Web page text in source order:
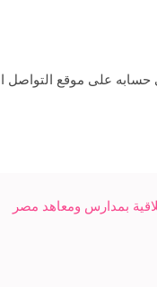
على موقع التواصل
بمدارس ومعاهد مصر